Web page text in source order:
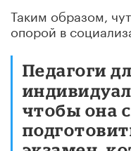
Таким образом,
опорой в
Педагоги
чтобы она